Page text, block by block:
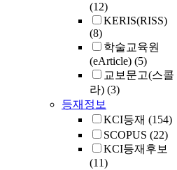
(12)
KERIS(RISS)
(8)
학술교육원
(eArticle) (5)
교보문고(스콜
라) (3)
등재정보
KCI등재 (154)
SCOPUS (22)
KCI등재후보
(11)